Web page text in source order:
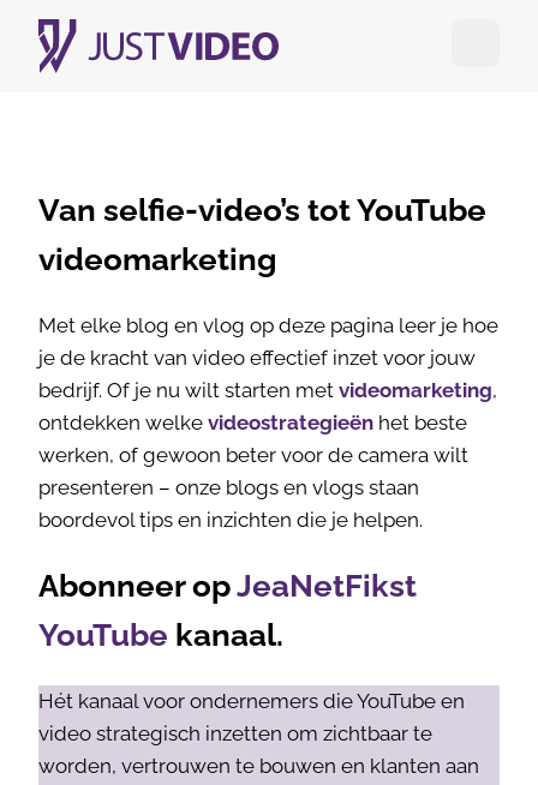
Van selfie-video’s tot YouTube
videomarketing
Met elke blog en vlog op deze pagina leer je hoe
je de kracht van video effectief inzet voor jouw
bedrijf. Of je nu wilt starten met videomarketing,
ontdekken welke videostrategieën het beste
werken, of gewoon beter voor de camera wilt
presenteren – onze blogs en vlogs staan
boordevol tips en inzichten die je helpen.
Abonneer opJeaNetFikst
YouTube kanaal.
Hét kanaal voor ondernemers die YouTube en
video strategisch inzetten om zichtbaar te
worden, vertrouwen te bouwen en klanten aan